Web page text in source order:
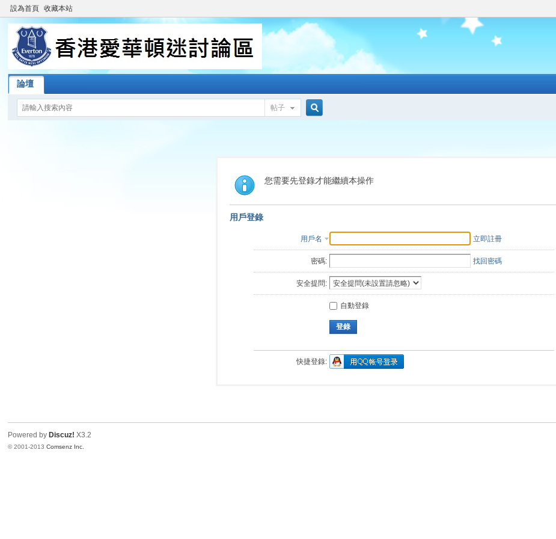
設為首頁 收藏本站
論壇
帖子
索
您需要先登錄才能繼續本操作
用戶登錄
用戶名 立即註冊
密碼: 找回密碼
安全提問:
自動登錄
登錄
快捷登錄:
Powered by Discuz! X3.2
© 2001-2013Comsenz Inc.